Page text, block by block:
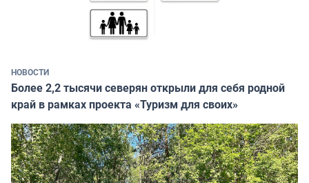
НОВОСТИ
Более 2,2 тысячи северян открыли для себя родной
край в рамках проекта «Туризм для своих»